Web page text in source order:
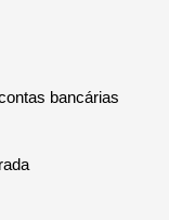
bancárias